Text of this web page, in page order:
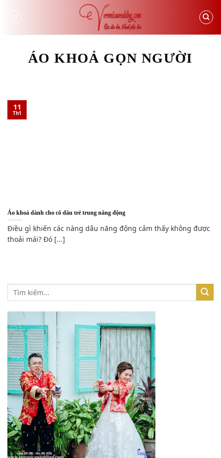
ÁO KHOẢ GỌN NGƯỜI
Áo khoả dành cho cô dâu trẻ trung năng động
Điều gì khiến các nàng dâu năng động cảm thấy không được
thoải mái? Đó [...]
11
Th1